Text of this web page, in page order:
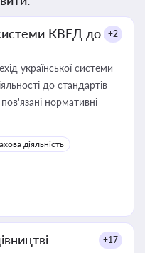
системи КВЕД до
+2
української системи
до стандартів
нормативні
діяльність
+17